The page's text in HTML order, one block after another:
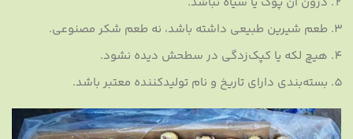
طعم شیرین طبیعی داشته باشد، نه طعم شکر مصنوعی.
هیچ لکه یا کپک‌زدگی در سطحش دیده نشود.
بسته‌بندی دارای تاریخ و نام تولیدکننده معتبر باشد.